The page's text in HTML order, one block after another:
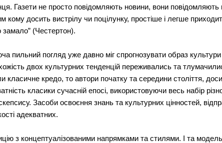
Газети не просто повідомляють новини, вони повідомляють
досить вистрілу чи поцілунку, простіше і легше
замало” (Честертон).
пильний погляд уже давно міг спрогнозувати образ
двох культурних тенденцій переживались та
кредо, то автори початку та середини століття,
класики сучасній епосі, використовуючи весь набір
Засоби освоєння знань та культурних цінностей,
адекватних.
з концептуалізованими напрямками та стилями. І та